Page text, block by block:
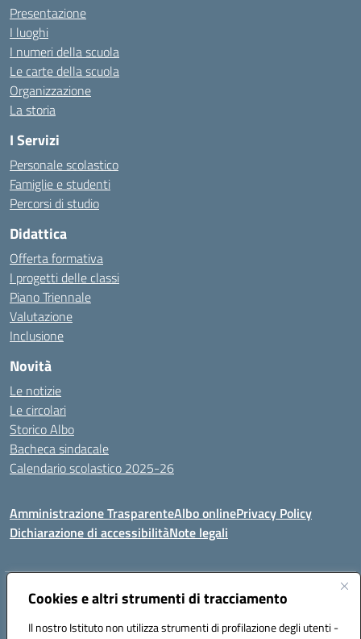
Cookies e altri strumenti di tracciamento
Il nostro Istituto non utilizza strumenti di profilazione degli utenti -
Presentazione
I luoghi
I numeri della scuola
Le carte della scuola
Organizzazione
La storia
I Servizi
Personale scolastico
Famiglie e studenti
Percorsi di studio
Didattica
Offerta formativa
I progetti delle classi
Piano Triennale
Valutazione
Inclusione
Novità
Le notizie
Le circolari
Storico Albo
Bacheca sindacale
Calendario scolastico 2025-26
Amministrazione TrasparenteAlbo onlinePrivacy Policy
Dichiarazione di accessibilitàNote legali
Indirizzo:VIA A. DE GASPERI, 41 RUDIANO 25030 RUDIANO
Posta elettronica certificata (PEC):bsic86100r@pec.istruzione.it